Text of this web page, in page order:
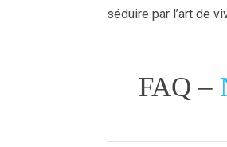
séduire par l’art de
FAQ –